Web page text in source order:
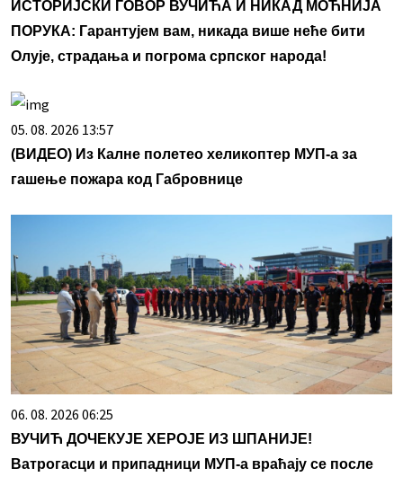
ИСТОРИЈСКИ ГОВОР ВУЧИЋА И НИКАД МОЋНИЈА
ПОРУКА: Гарантујем вам, никада више неће бити
Олује, страдања и погрома српског народа!
05. 08. 2026 13:57
(ВИДЕО) Из Калне полетео хеликоптер МУП-а за
гашење пожара код Габровнице
06. 08. 2026 06:25
ВУЧИЋ ДОЧЕКУЈЕ ХЕРОЈЕ ИЗ ШПАНИЈЕ!
Ватрогасци и припадници МУП-а враћају се после